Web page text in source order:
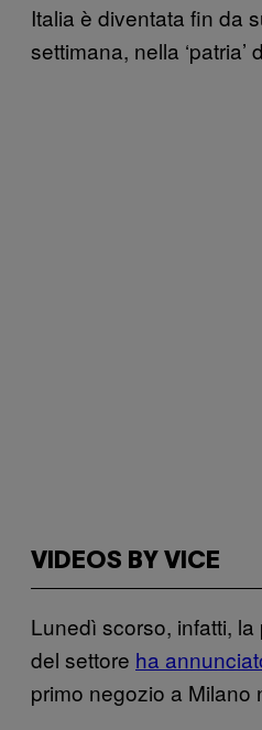
Italia è diventata fin da
settimana, nella
VIDEOS BY VICE
Lunedì scorso, infatti,
del settore ha
primo negozio a Milano